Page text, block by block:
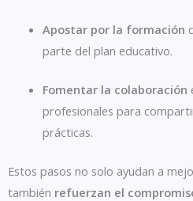
Apostar por la formación
parte del plan educativo.
Fomentar la colaboración
profesionales para
prácticas.
Estos pasos no solo ayudan a
también refuerzan el